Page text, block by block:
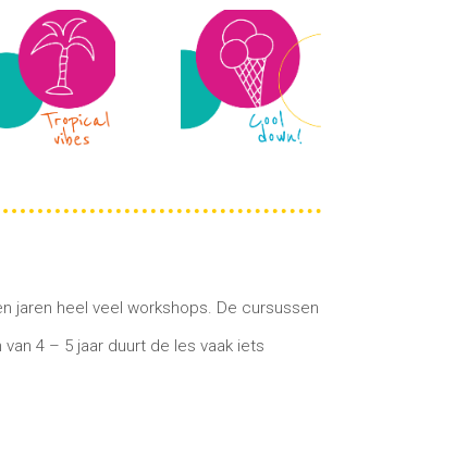
jaren heel veel workshops. De cursussen
4 – 5 jaar duurt de les vaak iets